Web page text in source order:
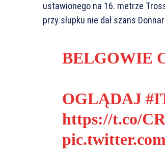
ustawionego na 16. metrze
przy słupku nie dał szans
BELGOWIE
OGLĄDAJ
https://t.co/